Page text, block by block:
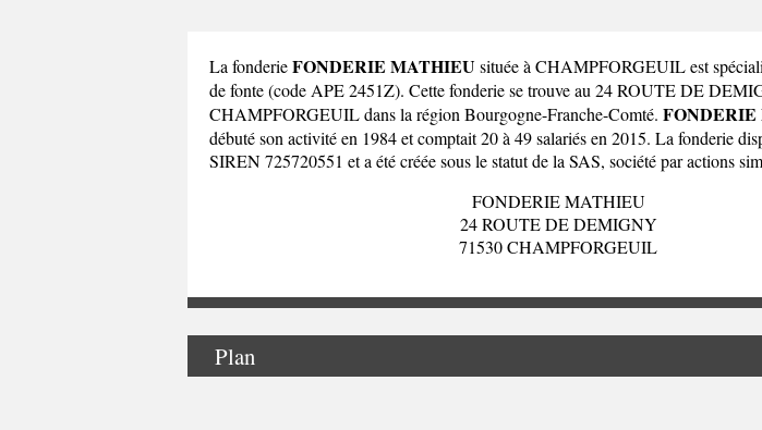
La fonderieFONDERIE MATHIEUsituée à CHAMPFORGEUIL est
de fonte (code APE 2451Z). Cette fonderie se trouve au 24 ROUTE DE
CHAMPFORGEUIL dans la région Bourgogne-Franche-Comté.
débuté son activité en 1984 et comptait 20 à 49 salariés en 2015. La fonderie
SIREN 725720551 et a été créée sous le statut de la SAS, société par actions
FONDERIE MATHIEU
24 ROUTE DE DEMIGNY
71530 CHAMPFORGEUIL
Plan